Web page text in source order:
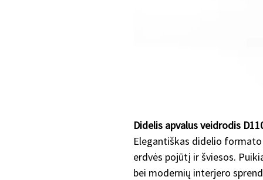
Didelis apvalus veidrodis
Elegantiškas didelio
erdvės pojūtį ir šviesos.
bei modernių interjero